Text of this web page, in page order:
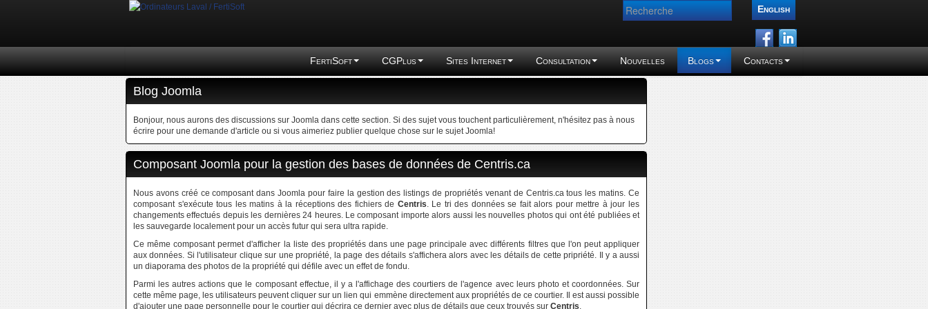
English
Recherche
FertiSoft CGPlus Sites Internet Consultation Nouvelles Blogs Contacts
Blog Joomla
Bonjour, nous aurons des discussions sur Joomla dans cette section. Si des sujet vous touchent particulièrement, n'hésitez pas à nous
écrire pour une demande d'article ou si vous aimeriez publier quelque chose sur le sujet Joomla!
Composant Joomla pour la gestion des bases de données de Centris.ca
Nous avons créé ce composant dans Joomla pour faire la gestion des listings de propriétés venant de Centris.ca tous les matins. Ce
composant s'exécute tous les matins à la réceptions des fichiers de Centris. Le tri des données se fait alors pour mettre à jour les
changements effectués depuis les dernières 24 heures. Le composant importe alors aussi les nouvelles photos qui ont été publiées et
les sauvegarde localement pour un accès futur qui sera ultra rapide.
Ce même composant permet d'afficher la liste des propriétés dans une page principale avec différents filtres que l'on peut appliquer
aux données. Si l'utilisateur clique sur une propriété, la page des détails s'affichera alors avec les détails de cette pripriété. Il y a aussi
un diaporama des photos de la propriété qui défile avec un effet de fondu.
Parmi les autres actions que le composant effectue, il y a l'affichage des courtiers de l'agence avec leurs photo et coordonnées. Sur
cette même page, les utilisateurs peuvent cliquer sur un lien qui emmène directement aux propriétés de ce courtier. Il est aussi possible
d'ajouter une page personnelle pour le courtier qui décrira ce dernier avec plus de détails que ceux trouvés sur Centris.